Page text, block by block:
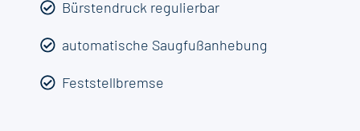
Bürstendruck regulierbar
automatische Saugfußanhebung
Feststellbremse